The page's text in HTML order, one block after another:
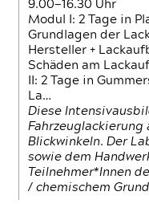
9.00—16.30 Uhr
Modul I: 2 Tage in
Grundlagen der
Hersteller +
Schäden am
II: 2 Tage in
La…
Diese
Blickwinkeln. Der
sowie dem
Teilnehmer*Innen
/ chemischem